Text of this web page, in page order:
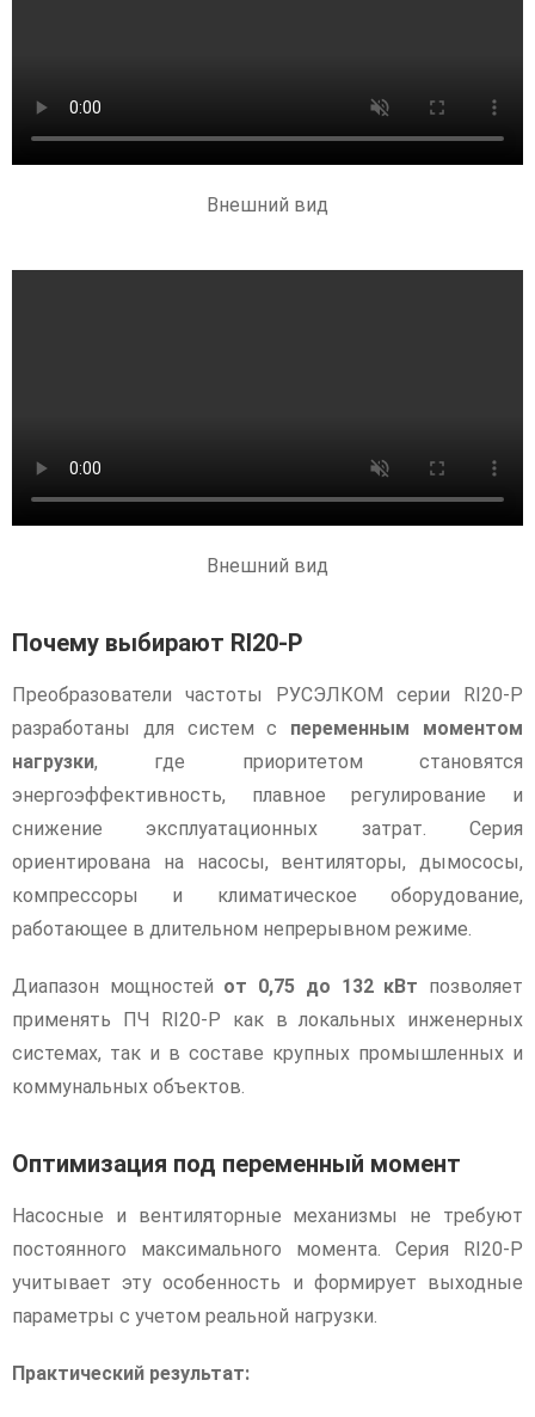
Внешний вид
Внешний вид
Почему выбирают RI20-P
Преобразователи частоты РУСЭЛКОМ серии RI20-P
разработаны для систем с переменным моментом
нагрузки, где приоритетом становятся
энергоэффективность, плавное регулирование и
снижение эксплуатационных затрат. Серия
ориентирована на насосы, вентиляторы, дымососы,
компрессоры и климатическое оборудование,
работающее в длительном непрерывном режиме.
Диапазон мощностей от 0,75 до 132 кВт позволяет
применять ПЧ RI20-P как в локальных инженерных
системах, так и в составе крупных промышленных и
коммунальных объектов.
Оптимизация под переменный момент
Насосные и вентиляторные механизмы не требуют
постоянного максимального момента. Серия RI20-P
учитывает эту особенность и формирует выходные
параметры с учетом реальной нагрузки.
Практический результат: